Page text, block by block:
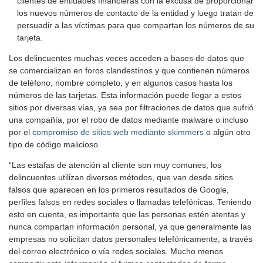
los nuevos números de contacto de la entidad y luego tratan de
persuadir a las víctimas para que compartan los números de su
tarjeta.
Los delincuentes muchas veces acceden a bases de datos que
se comercializan en foros clandestinos y que contienen números
de teléfono, nombre completo, y en algunos casos hasta los
números de las tarjetas. Esta información puede llegar a estos
sitios por diversas vías, ya sea por filtraciones de datos que sufrió
una compañía, por el robo de datos mediante malware o incluso
por el compromiso de sitios web mediante skimmers o algún otro
tipo de código malicioso
“Las estafas de atención al cliente son muy comunes, los
delincuentes utilizan diversos métodos, que van desde sitios
falsos que aparecen en los primeros resultados de Google,
perfiles falsos en redes sociales o llamadas telefónicas. Teniendo
esto en cuenta, es importante que las personas estén atentas y
nunca compartan información personal, ya que generalmente las
empresas no solicitan datos personales telefónicamente, a través
del correo electrónico o vía redes sociales. Mucho menos